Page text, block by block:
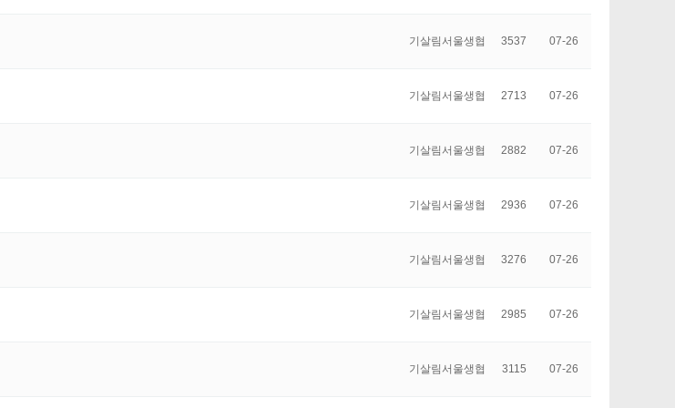
기살림서울생협 3537 07-26
기살림서울생협 2713 07-26
기살림서울생협 2882 07-26
기살림서울생협 2936 07-26
기살림서울생협 3276 07-26
기살림서울생협 2985 07-26
기살림서울생협 3115 07-26